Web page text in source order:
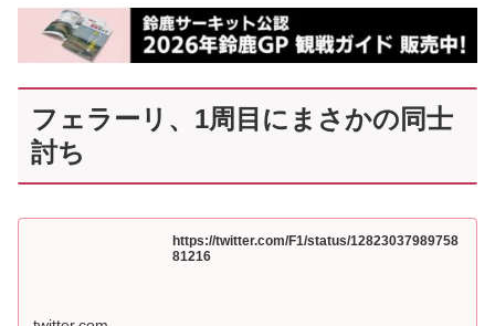
フェラーリ、1周目にまさかの同士
討ち
https://twitter.com/F1/status/12823037989758
81216